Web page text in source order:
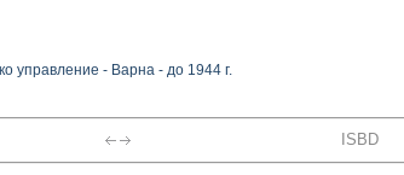
управление - Варна - до 1944 г.
ISBD